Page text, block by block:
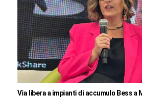
Via libera a impianti di accumulo Bess a